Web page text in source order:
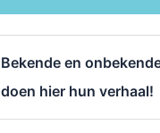
Bekende en
doen hier hun verhaal!